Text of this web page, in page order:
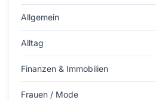
Allgemein
Alltag
Finanzen & Immobilien
Frauen / Mode